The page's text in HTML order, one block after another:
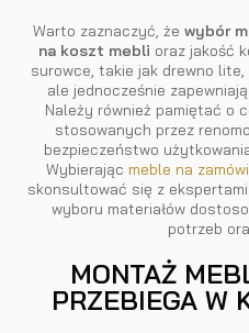
Warto zaznaczyć, że wybór
na koszt mebli oraz jakość
surowce, takie jak drewno
ale jednocześnie
Należy również pamiętać o
stosowanych przez
bezpieczeństwo
Wybierając meble na
skonsultować się z
wyboru materiałów
potrzeb
MONTAŻ
PRZEBIEGA W